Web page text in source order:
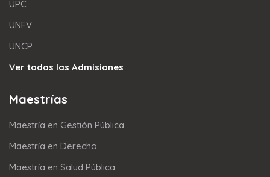
UPC
UNFV
UNCP
Ver todas las Admisiones
Maestrías
Maestría en Gestión Pública
Maestría en Derecho
Maestría en Salud Pública